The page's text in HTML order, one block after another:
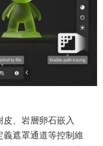
、岩層卵石嵌入
遮罩通道等控制維